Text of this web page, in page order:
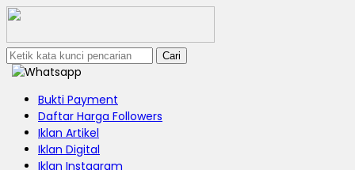
Cari
Bukti Payment
Daftar Harga Followers
Iklan Artikel
Iklan Digital
Iklan Instagram